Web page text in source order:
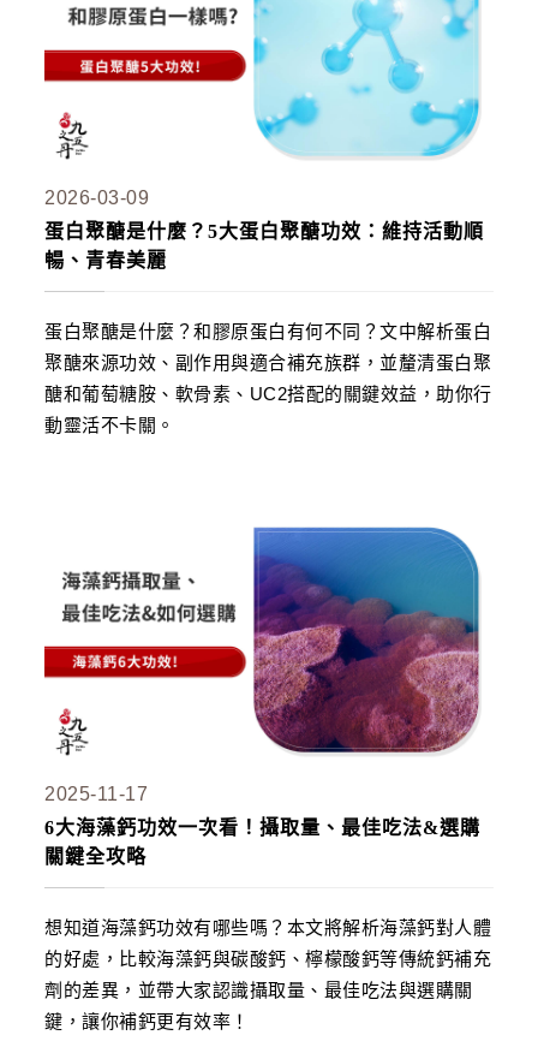
2026-03-09
蛋白聚醣是什麼？5大蛋白聚醣功效：維持活動順
暢、青春美麗
蛋白聚醣是什麼？和膠原蛋白有何不同？文中解析蛋白
聚醣來源功效、副作用與適合補充族群，並釐清蛋白聚
醣和葡萄糖胺、軟骨素、UC2搭配的關鍵效益，助你行
動靈活不卡關。
2025-11-17
6大海藻鈣功效一次看！攝取量、最佳吃法&選購
關鍵全攻略
想知道海藻鈣功效有哪些嗎？本文將解析海藻鈣對人體
的好處，比較海藻鈣與碳酸鈣、檸檬酸鈣等傳統鈣補充
劑的差異，並帶大家認識攝取量、最佳吃法與選購關
鍵，讓你補鈣更有效率！